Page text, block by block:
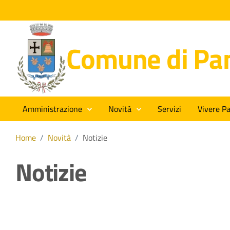
Comune di
Amministrazione Novità Servizi Vivere
Home / Novità / Notizie
Notizie